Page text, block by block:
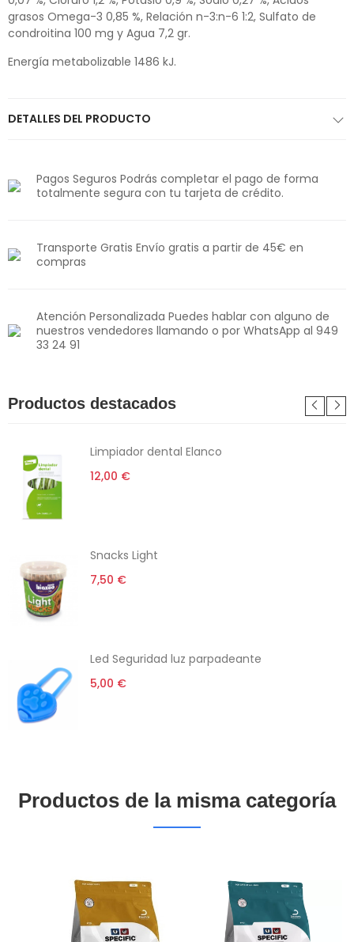
grasos Omega-3 0,85 %, Relación n-3:n-6 1:2, Sulfato de
condroitina 100 mg y Agua 7,2 gr.
Energía metabolizable 1486 kJ.
DETALLES DEL PRODUCTO
Pagos Seguros Podrás completar el pago de forma
totalmente segura con tu tarjeta de crédito.
Transporte Gratis Envío gratis a partir de 45€ en
compras
Atención Personalizada Puedes hablar con alguno de
nuestros vendedores llamando o por WhatsApp al 949
33 24 91
Productos destacados
Limpiador dental Elanco
12,00 €
Snacks Light
7,50 €
Led Seguridad luz parpadeante
5,00 €
Productos de la misma categoría